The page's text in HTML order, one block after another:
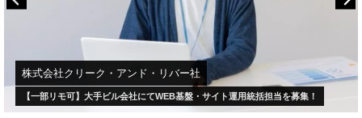
株式会社クリーク・アンド・リバー社
【一部リモ可】大手ビル会社にてWEB基盤・サイト運用統括担当を募集！